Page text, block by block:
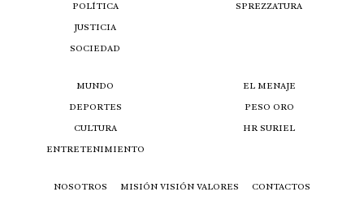
POLÍTICA
JUSTICIA
SOCIEDAD
SPREZZATURA
MUNDO
DEPORTES
CULTURA
ENTRETENIMIENTO
EL MENAJE
PESO ORO
HR SURIEL
NOSOTROS MISIÓN VISIÓN VALORES CONTACTOS